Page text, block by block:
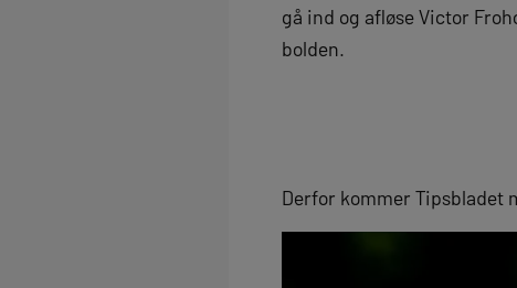
gå ind og afløse Victor
bolden.
Derfor kommer Tipsbladet